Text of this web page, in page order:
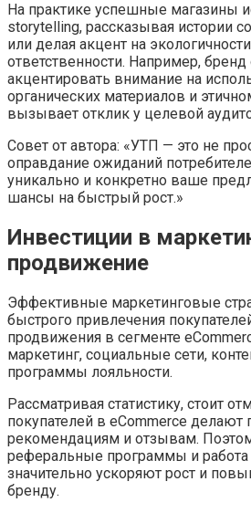
На практике успешные магазины
storytelling, рассказывая истории
или делая акцент на
ответственности. Например,
акцентировать внимание на
органических материалов и
вызывает отклик у целевой
Совет от автора: «УТП — это не
оправдание ожиданий
уникально и конкретно ваше
шансы на быстрый рост.»
Инвестиции в
продвижение
Эффективные маркетинговые
быстрого привлечения
продвижения в сегменте
маркетинг, социальные сети,
программы лояльности.
Рассматривая статистику, стоит
покупателей в eCommerce делают
рекомендациям и отзывам.
реферальные программы и
значительно ускоряют рост и
бренду.